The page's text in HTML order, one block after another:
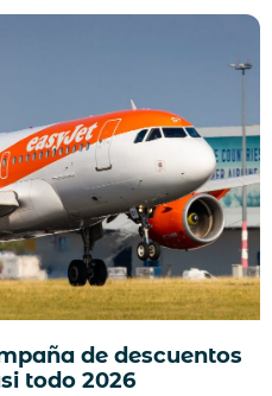
de descuentos
todo 2026